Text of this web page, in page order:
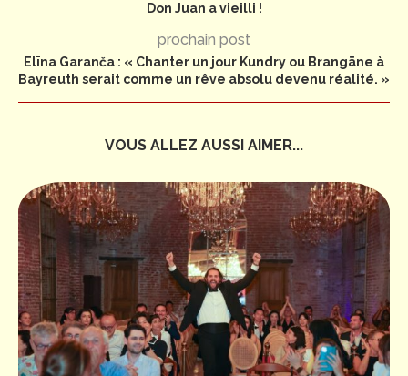
Don Juan a vieilli !
prochain post
Elīna Garanča : « Chanter un jour Kundry ou Brangäne à
Bayreuth serait comme un rêve absolu devenu réalité. »
VOUS ALLEZ AUSSI AIMER...